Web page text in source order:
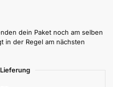
dein Paket noch am selben
in der Regel am nächsten